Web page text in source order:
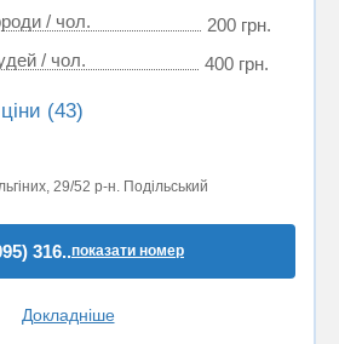
/ чол.
200 грн.
/ чол.
400 грн.
(43)
29/52 р-н. Подільський
316..показати номер
Докладніше